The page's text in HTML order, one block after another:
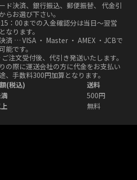
ド決済、銀行振込、郵便振替、 代金引
らお選び下さい。
：00までの入金確認分は当日～翌営
なります。
済 … VISA ・ Master ・ AMEX ・JCBで
能です。
注文受付後、代引き発送いたします。
の際に運送会社の方に代金をお支払い
、手数料300円加算となります。
(税込)
送料
500円
無料